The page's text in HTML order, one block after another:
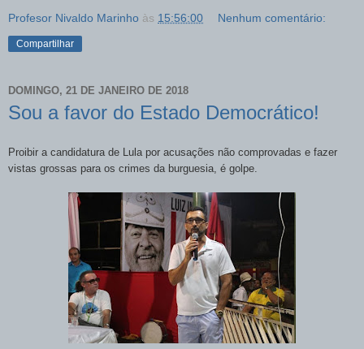
Profesor Nivaldo Marinho às 15:56:00 Nenhum comentário:
Compartilhar
DOMINGO, 21 DE JANEIRO DE 2018
Sou a favor do Estado Democrático!
Proibir a candidatura de Lula por acusações não comprovadas e fazer
vistas grossas para os crimes da burguesia, é golpe.